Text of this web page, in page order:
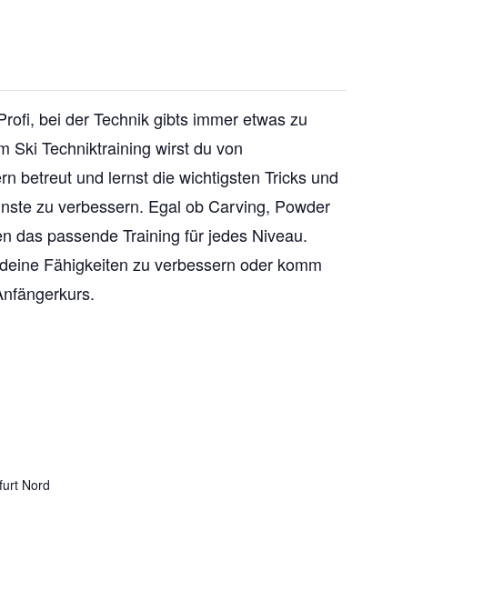
bei der Technik gibts immer etwas zu
Ski Techniktraining wirst du von
betreut und lernst die wichtigsten Tricks und
zu verbessern. Egal ob Carving, Powder
das passende Training für jedes Niveau.
Fähigkeiten zu verbessern oder komm
Nord